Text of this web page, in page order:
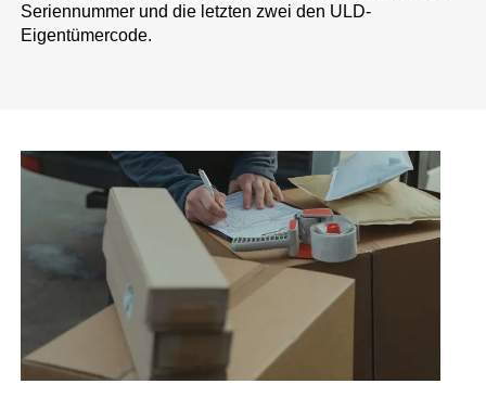
Seriennummer und die letzten zwei den ULD-
Eigentümercode.